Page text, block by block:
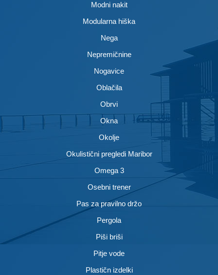
Modni nakit
Modularna hiška
Nega
Nepremičnine
Nogavice
Oblačila
Obrvi
Okna
Okolje
Okulistični pregledi Maribor
Omega 3
Osebni trener
Pas za pravilno držo
Pergola
Piši briši
Pitje vode
Plastičn izdelki